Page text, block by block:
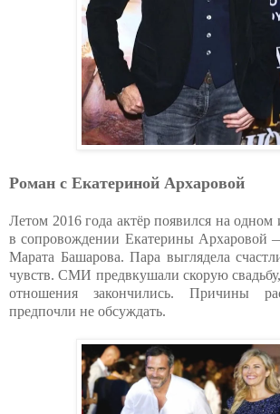
Роман с Екатериной Архаровой
Летом 2016 года актёр появился на одном
в сопровождении Екатерины Архаровой
Марата Башарова. Пара выглядела
чувств. СМИ предвкушали скорую
отношения закончились. Причины
предпочли не обсуждать.